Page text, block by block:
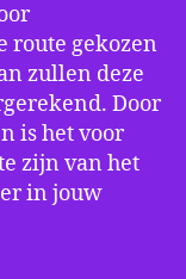
route gekozen
zullen deze
Door
is het voor
zijn van het
in jouw